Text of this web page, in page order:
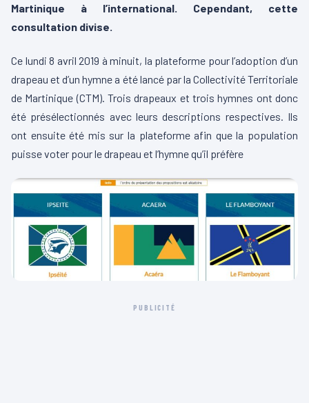
Martinique à l’international. Cependant, cette
consultation divise.
Ce lundi 8 avril 2019 à minuit, la plateforme pour l’adoption d’un
drapeau et d’un hymne a été lancé par la Collectivité Territoriale
de Martinique (CTM). Trois drapeaux et trois hymnes ont donc
été présélectionnés avec leurs descriptions respectives. Ils
ont ensuite été mis sur la plateforme afin que la population
puisse voter pour le drapeau et l’hymne qu’il préfère
PUBLICITÉ